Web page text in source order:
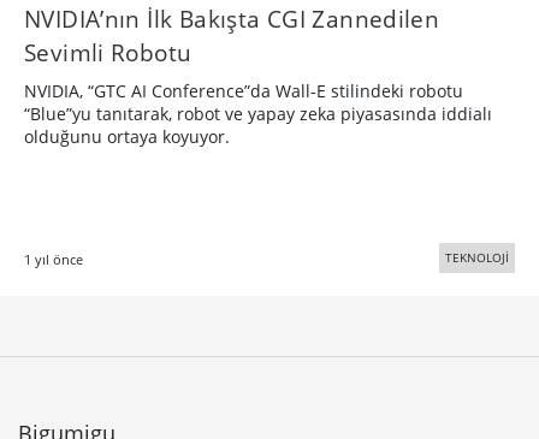
NVIDIA’nın İlk Bakışta CGI Zannedilen
Sevimli Robotu
NVIDIA, “GTC AI Conference”da Wall-E stilindeki robotu
“Blue”yu tanıtarak, robot ve yapay zeka piyasasında iddialı
olduğunu ortaya koyuyor.
1 yıl önce TEKNOLOJİ
Bigumigu